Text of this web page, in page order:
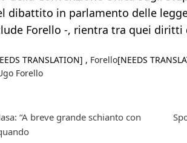
dibattito in parlamento delle
Forello -, rientra tra quei diritti
TRANSLATION] , Forello[NEEDS
Forello
“A breve grande schianto con